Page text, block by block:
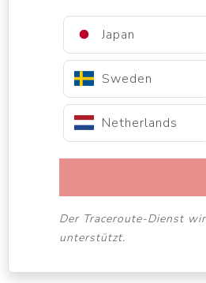
Japan
Sweden
Netherlands
Der Traceroute-Dienst
unterstützt.